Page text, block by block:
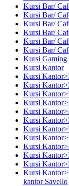
Kursi Bar/
Kursi Bar/
Kursi Bar/
Kursi Bar/
Kursi Bar/
Kursi Bar/
Kursi Gaming
Kursi Kantor
Kursi
Kursi
Kursi
Kursi
Kursi
Kursi
Kursi
Kursi
Kursi
Kursi
Kursi
Kursi
kantor Savello